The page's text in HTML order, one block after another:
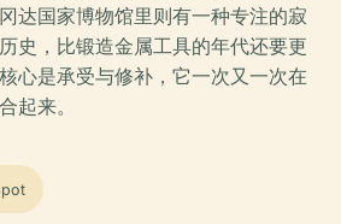
达国家博物馆里则有一种专注的寂
史，比锻造金属工具的年代还要更
心是承受与修补，它一次又一次在
起来。